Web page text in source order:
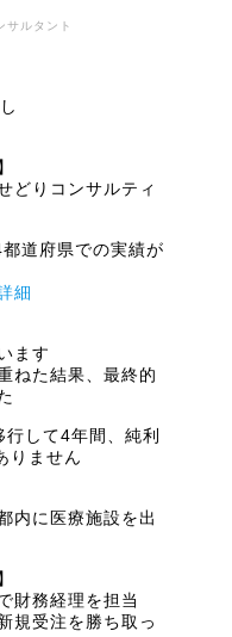
サルタント
どりコンサルティ
道府県での実績が
細
ます
ねた結果、最終的
して4年間、純利
りません
内に医療施設を出
財務経理を担当
規受注を勝ち取っ